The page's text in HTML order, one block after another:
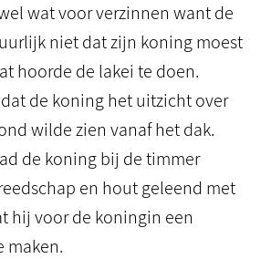
wat voor verzinnen want de
niet dat zijn koning moest
hoorde de lakei te doen.
de koning het uitzicht over
wilde zien vanaf het dak.
de koning bij de timmer
en hout geleend met
hij voor de koningin een
maken.